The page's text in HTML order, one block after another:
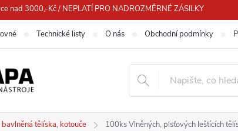
nad 3000,-Kč / NEPLATÍ PRO NADROZMĚRNÉ ZÁSILKY
Technické listy O nás Obchodní podmínky
bavlněná tělíska, kotouče 100ks Vlněných, plsťových leštících